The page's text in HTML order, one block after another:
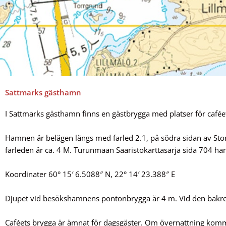
Sattmarks gästhamn
I Sattmarks gästhamn finns en gästbrygga med platser för
Hamnen är belägen längs med farled 2.1, på södra sidan av
farleden är ca. 4 M. Turunmaan Saaristokarttasarja sida 704
Koordinater 60° 15′ 6.5088″ N, 22° 14′ 23.388″ E
Djupet vid besökshamnens pontonbrygga är 4 m. Vid den
Caféets brygga är ämnat för dagsgäster. Om övernattning